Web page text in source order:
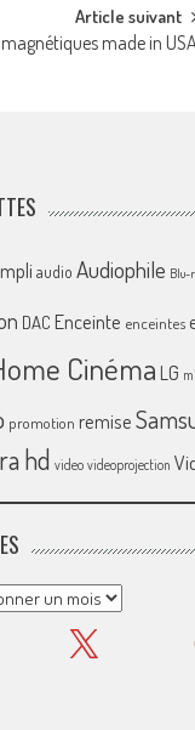
Article suivant
made in
audio Audiophile Blu-
DAC Enceinte enceintes
Cinéma LG
promotion remise
hd video videoprojection
X